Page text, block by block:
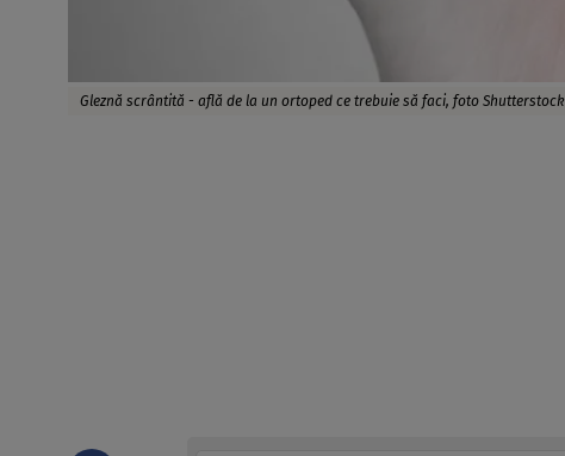
Gleznă scrântită - află de la un ortoped ce trebuie să faci, foto Shutterstock